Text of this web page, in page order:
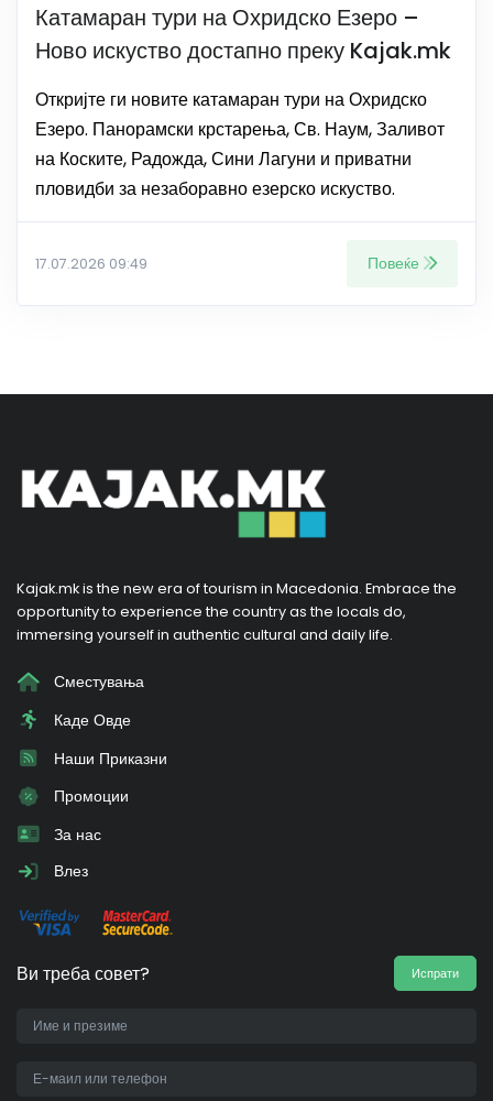
Катамаран тури на Охридско Езеро –
Ново искуство достапно преку Kajak.mk
Откријте ги новите катамаран тури на Охридско
Езеро. Панорамски крстарења, Св. Наум, Заливот
на Коските, Радожда, Сини Лагуни и приватни
пловидби за незаборавно езерско искуство.
17.07.2026 09:49 Повеќе
Kajak.mk is the new era of tourism in Macedonia. Embrace the
opportunity to experience the country as the locals do,
immersing yourself in authentic cultural and daily life.
Сместувања
Каде Овде
Наши Приказни
Промоции
За нас
Влез
Ви треба совет? Испрати